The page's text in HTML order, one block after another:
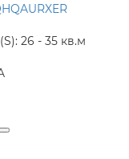
26 - 35 кв.м